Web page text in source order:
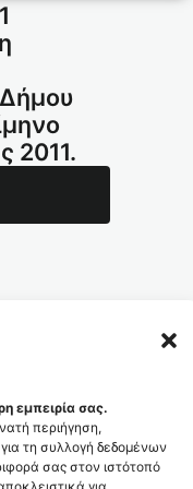
εμπειρία σας.
περιήγηση,
τη συλλογή δεδομένων
σας στον ιστότοπό
2011.